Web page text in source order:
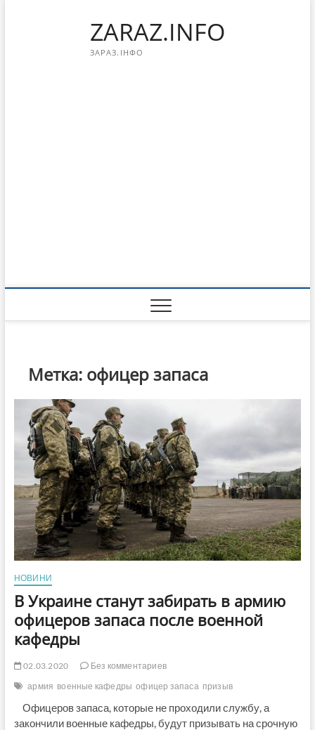
ZARAZ.INFO
ЗАРАЗ.ІНФО
Метка: офицер запаса
НОВИНИ
В Украине станут забирать в армию
офицеров запаса после военной
кафедры
02.03.2020
Без комментариев
армия военные кафедры офицер запаса призыв
Офицеров запаса, которые не проходили службу, а
закончили военные кафедры, будут призывать на срочную